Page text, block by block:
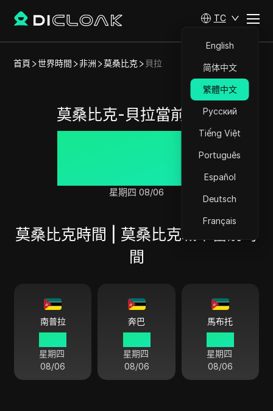
TC
English
简体中文
繁體中文
Русский
Tiếng Việt
Português
Español
Deutsch
Français
首頁 世界時間 非洲 莫桑比克 貝拉
莫桑比克-貝拉當前時間
09:58:33
星期四 08/06
莫桑比克時間 | 莫桑比克城市當前時
間
南普拉
星期四
08/06
奔巴
星期四
08/06
馬布托
星期四
08/06